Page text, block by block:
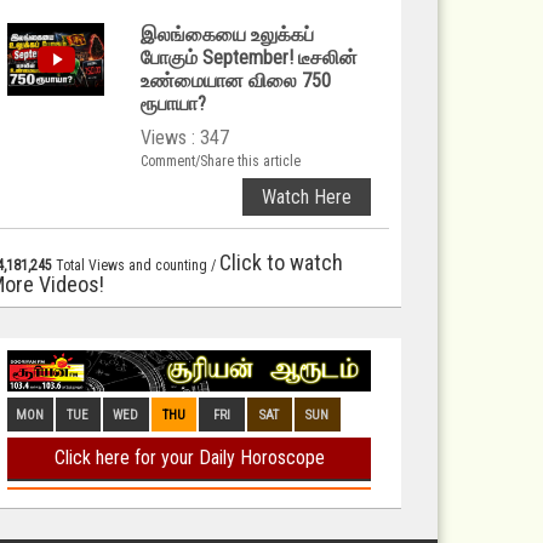
இலங்கையை உலுக்கப்
போகும் September! டீசலின்
உண்மையான விலை 750
ரூபாயா?
Views : 347
Comment/Share this article
Watch Here
Total Views and counting / Click to watch
Videos!